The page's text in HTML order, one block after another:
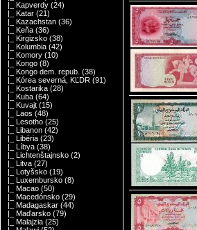
|_ Kapverdy (24)
|_ Katar (21)
|_ Kazachstan (36)
|_ Keňa (36)
|_ Kirgizsko (38)
|_ Kolumbia (42)
|_ Komory (10)
|_ Kongo (8)
|_ Kongo dem. repub. (38)
|_ Kórea severná, KĽDR (91)
|_ Kostarika (28)
|_ Kuba (64)
|_ Kuvajt (15)
|_ Laos (48)
|_ Lesotho (25)
|_ Libanon (42)
|_ Libéria (23)
|_ Líbya (38)
|_ Lichtenštajnsko (2)
|_ Litva (27)
|_ Lotyšsko (19)
|_ Luxembursko (8)
|_ Macao (50)
|_ Macedónsko (29)
|_ Madagaskar (44)
|_ Maďarsko (79)
|_ Malajzia (25)